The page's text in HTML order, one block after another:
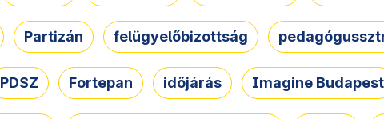
Partizán felügyelőbizottság
PDSZ Fortepan időjárás Imagine Budapest